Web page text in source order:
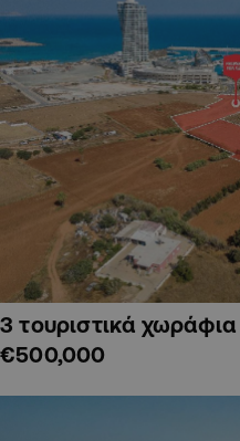
3 τουριστικά
€500,000